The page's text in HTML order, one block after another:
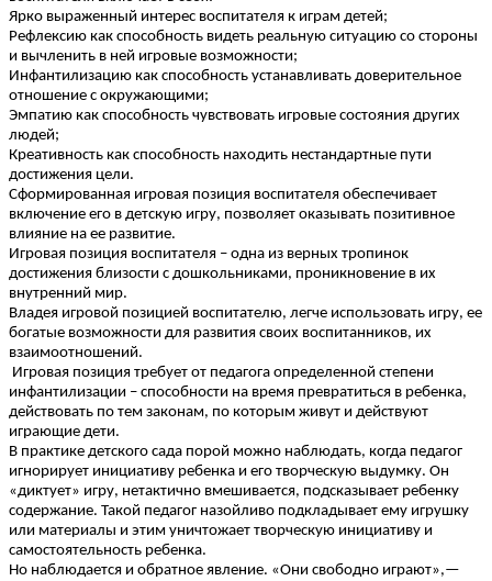
Ярко выраженный интерес воспитателя к играм детей;
Рефлексию как способность видеть реальную ситуацию со стороны
и вычленить в ней игровые возможности;
Инфантилизацию как способность устанавливать доверительное
отношение с окружающими;
Эмпатию как способность чувствовать игровые состояния других
людей;
Креативность как способность находить нестандартные пути
достижения цели.
Сформированная игровая позиция воспитателя обеспечивает
включение его в детскую игру, позволяет оказывать позитивное
влияние на ее развитие.
Игровая позиция воспитателя – одна из верных тропинок
достижения близости с дошкольниками, проникновение в их
внутренний мир.
Владея игровой позицией воспитателю, легче использовать игру, ее
богатые возможности для развития своих воспитанников, их
взаимоотношений.
Игровая позиция требует от педагога определенной степени
инфантилизации – способности на время превратиться в ребенка,
действовать по тем законам, по которым живут и действуют
играющие дети.
В практике детского сада порой можно наблюдать, когда педагог
игнорирует инициативу ребенка и его творческую выдумку. Он
«диктует» игру, нетактично вмешивается, подсказывает ребенку
содержание. Такой педагог назойливо подкладывает ему игрушку
или материалы и этим уничтожает творческую инициативу и
самостоятельность ребенка.
Но наблюдается и обратное явление. «Они свободно играют»,—